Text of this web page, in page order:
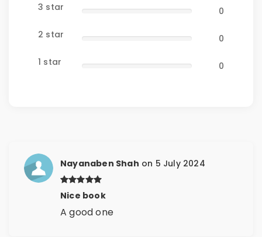
3 star
0
2 star
0
1 star
0
Nayanaben Shah on 5 July 2024
Nice book
A good one